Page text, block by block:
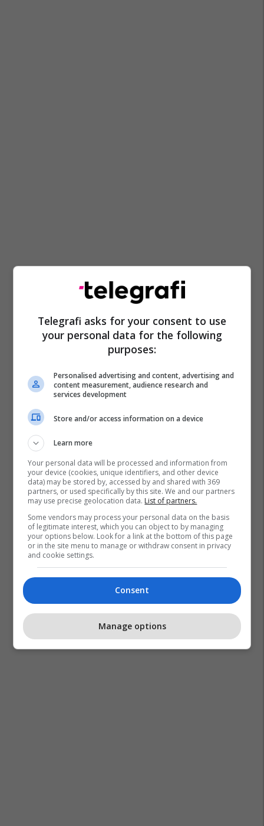
Telegrafi asks for your consent to use
your personal data for the following
purposes:
Personalised advertising and content, advertising and
content measurement, audience research and
services development
Store and/or access information on a device
Learn more
Your personal data will be processed and information from
your device (cookies, unique identifiers, and other device
data) may be stored by, accessed by and shared with 369
partners, or used specifically by this site. We and our partners
may use precise geolocation data. List of partners.
Some vendors may process your personal data on the basis
of legitimate interest, which you can object to by managing
your options below. Look for a link at the bottom of this page
or in the site menu to manage or withdraw consent in privacy
and cookie settings.
Consent
Manage options